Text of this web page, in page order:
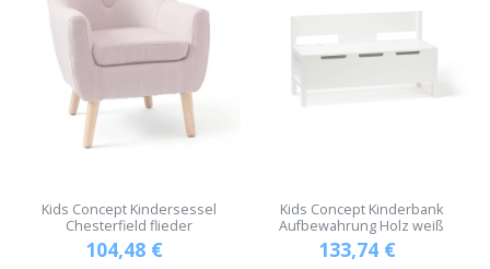
Kids Concept Kindersessel
Chesterfield flieder
104,48 €
Kids Concept Kinderbank
Aufbewahrung Holz weiß
133,74 €